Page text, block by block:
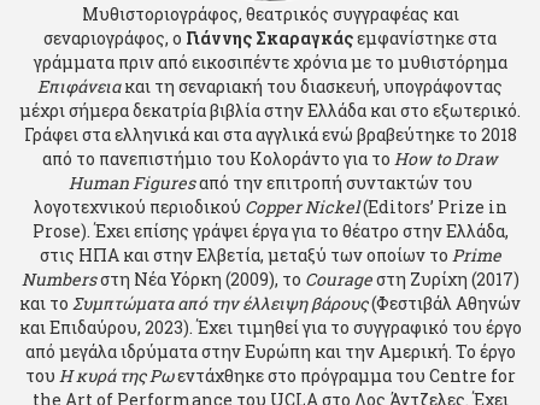
Μυθιστοριογράφος, θεατρικός συγγραφέας και
σεναριογράφος, ο Γιάννης Σκαραγκάςεμφανίστηκε στα
γράμματα πριν από εικοσιπέντε χρόνια με το μυθιστόρημα
Επιφάνειακαι τη σεναριακή του διασκευή, υπογράφοντας
μέχρι σήμερα δεκατρία βιβλία στην Ελλάδα και στο εξωτερικό.
Γράφει στα ελληνικά και στα αγγλικά ενώ βραβεύτηκε το 2018
από το πανεπιστήμιο του Κολοράντο για το How to Draw
Human Figuresαπό την επιτροπή συντακτών του
λογοτεχνικού περιοδικού Copper Nickel(Editors’ Prize in
Prose). Έχει επίσης γράψει έργα για το θέατρο στην Ελλάδα,
στις ΗΠΑ και στην Ελβετία, μεταξύ των οποίων το Prime
Numbersστη Νέα Υόρκη (2009), το Courageστη Ζυρίχη (2017)
και το Συμπτώματα από την έλλειψη βάρους(Φεστιβάλ Αθηνών
και Επιδαύρου, 2023). Έχει τιμηθεί για το συγγραφικό του έργο
από μεγάλα ιδρύματα στην Ευρώπη και την Αμερική. Το έργο
του Η κυρά της Ρωεντάχθηκε στο πρόγραμμα του Centre for
the Art of Performance του UCLA στο Λος Άντζελες. Έχει